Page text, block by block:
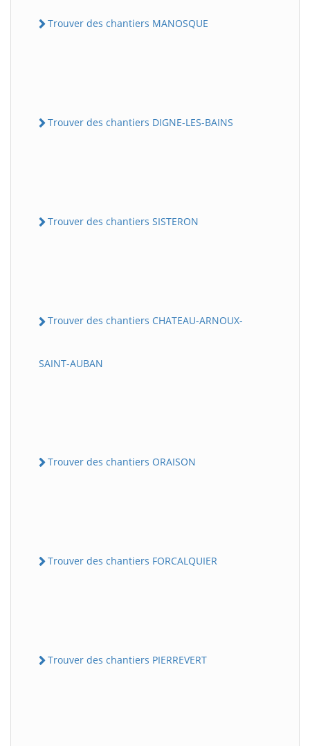
Trouver des chantiers MANOSQUE
Trouver des chantiers DIGNE-LES-BAINS
Trouver des chantiers SISTERON
Trouver des chantiers CHATEAU-ARNOUX-
SAINT-AUBAN
Trouver des chantiers ORAISON
Trouver des chantiers FORCALQUIER
Trouver des chantiers PIERREVERT